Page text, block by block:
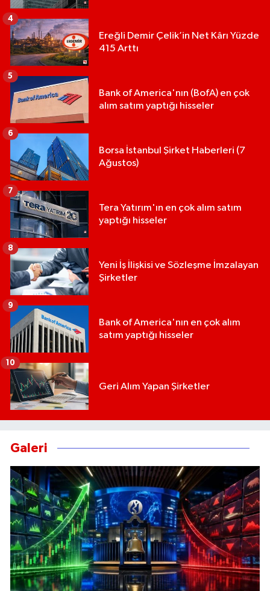
Ereğli Demir Çelik’in Net Kârı Yüzde
415 Arttı
4
Bank of America'nın (BofA) en çok
alım satım yaptığı hisseler
5
Borsa İstanbul Şirket Haberleri (7
Ağustos)
6
Tera Yatırım'ın en çok alım satım
yaptığı hisseler
7
Yeni İş İlişkisi ve Sözleşme İmzalayan
Şirketler
8
Bank of America'nın en çok alım
satım yaptığı hisseler
9
Geri Alım Yapan Şirketler
10
Galeri